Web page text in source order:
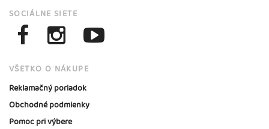
SOCIÁLNE SIETE
VŠETKO O NÁKUPE
Reklamačný poriadok
Obchodné podmienky
Pomoc pri výbere